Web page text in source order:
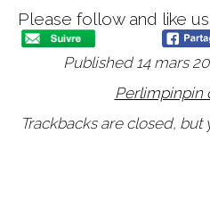
Please follow and like us:
Published 14 mars
Perlimpinpin
Trackbacks are closed, but